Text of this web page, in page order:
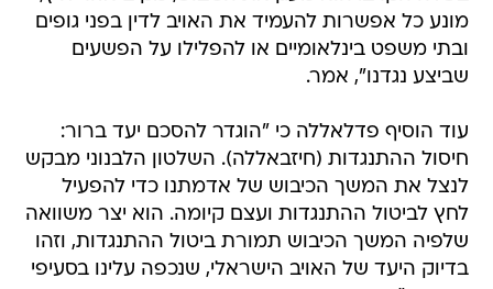
מונע כל אפשרות להעמיד את האויב לדין בפני גופים
ובתי משפט בינלאומיים או להפלילו על הפשעים
שביצע נגדנו", אמר.
עוד הוסיף פדלאללה כי "הוגדר להסכם יעד ברור:
חיסול ההתנגדות (חיזבאללה). השלטון הלבנוני מבקש
לנצל את המשך הכיבוש של אדמתנו כדי להפעיל
לחץ לביטול ההתנגדות ועצם קיומה. הוא יצר משוואה
שלפיה המשך הכיבוש תמורת ביטול ההתנגדות, וזהו
בדיוק היעד של האויב הישראלי, שנכפה עלינו בסעיפי